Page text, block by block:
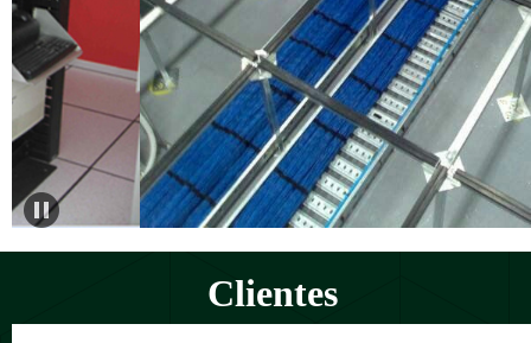
Clientes